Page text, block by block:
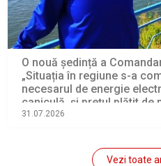
O nouă ședință a
„Situația în regiune s-a
necesarul de energie
caniculă, și prețul plătit de
31.07.2026
Vezi toate